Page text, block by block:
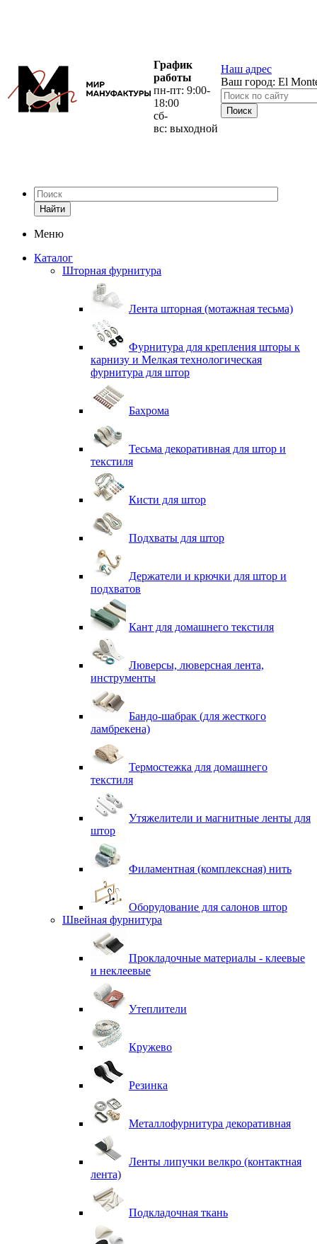
График
работы
пн-пт: 9:00-
18:00
сб-
вс: выходной
Наш адрес
Ваш город: El
Найти
Меню
Каталог
Шторная фурнитура
Лента шторная (мотажная тесьма)
Фурнитура для крепления шторы к
карнизу и Мелкая технологическая
фурнитура для штор
Бахрома
Тесьма декоративная для штор и
текстиля
Кисти для штор
Подхваты для штор
Держатели и крючки для штор и
подхватов
Кант для домашнего текстиля
Люверсы, люверсная лента,
инструменты
Бандо-шабрак (для жесткого
ламбрекена)
Термостежка для домашнего
текстиля
Утяжелители и магнитные ленты для
штор
Филаментная (комплексная) нить
Оборудование для салонов штор
Швейная фурнитура
Прокладочные материалы - клеевые
и неклеевые
Утеплители
Кружево
Резинка
Металлофурнитура декоративная
Ленты липучки велкро (контактная
лента)
Подкладочная ткань